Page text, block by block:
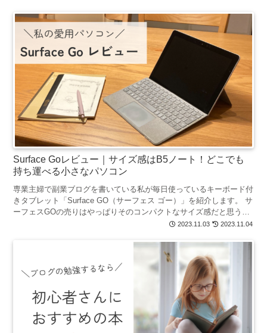
Surface Goレビュー｜サイズ感はB5ノート！どこでも
持ち運べる小さなパソコン
専業主婦で副業ブログを書いている私が毎日使っているキーボード付
きタブレット「Surface GO（サーフェス ゴー）」を紹介します。 サ
ーフェスGOの売りはやっぱりそのコンパクトなサイズ感だと思うん
ですが、 気になるのは 実際どのくらいのサ...
2023.11.03 2023.11.04